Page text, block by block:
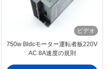
ビデオ
750w Bldcモーター運転者板220V
AC 8A速度の規則